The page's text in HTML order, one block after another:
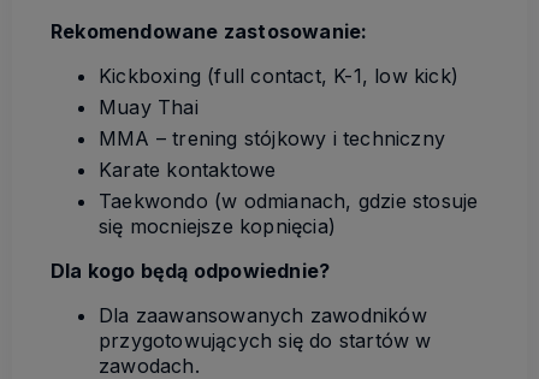
Rekomendowane zastosowanie:
Kickboxing (full contact, K-1, low kick)
Muay Thai
MMA – trening stójkowy i techniczny
Karate kontaktowe
Taekwondo (w odmianach, gdzie stosuje
się mocniejsze kopnięcia)
Dla kogo będą odpowiednie?
Dla zaawansowanych zawodników
przygotowujących się do startów w
zawodach.